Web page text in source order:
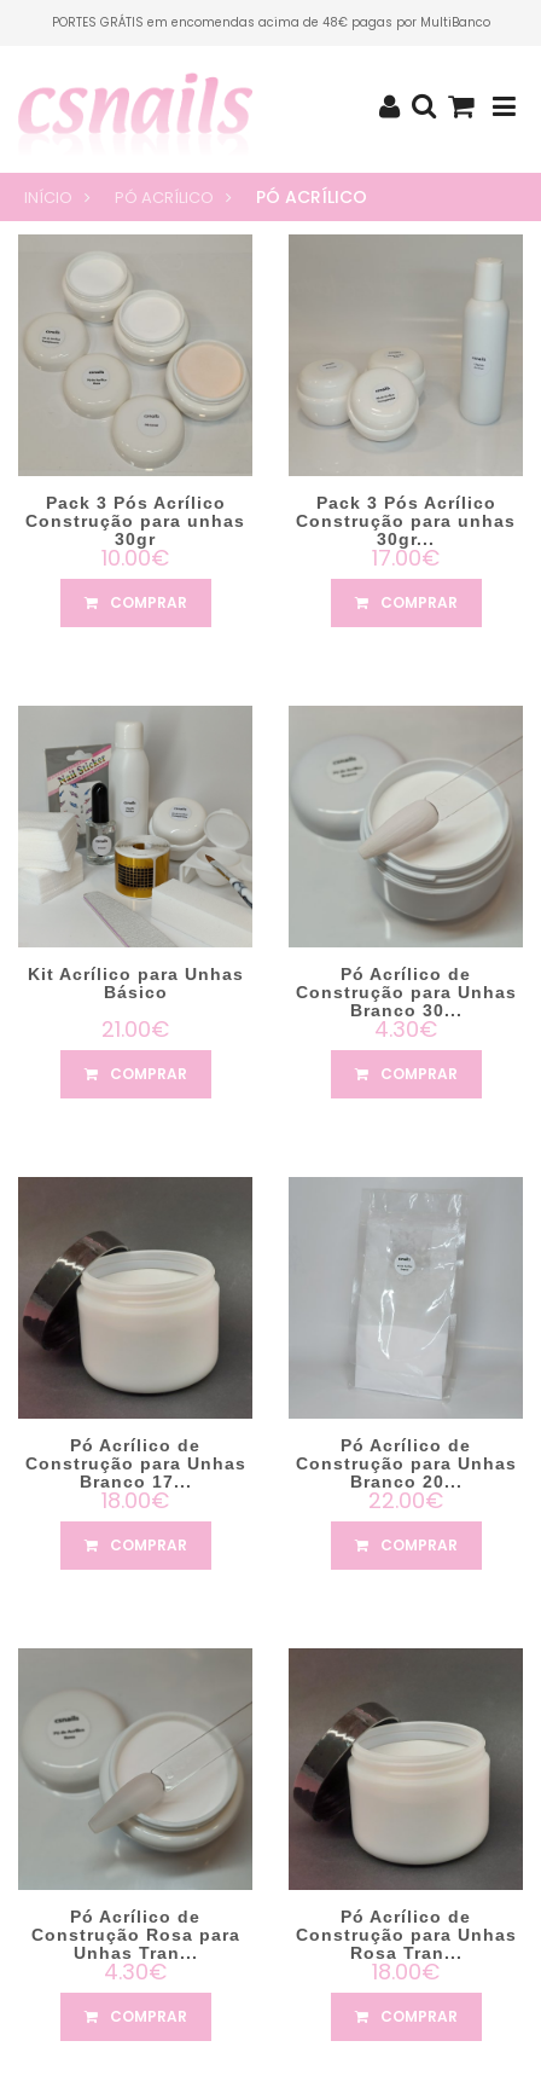
PORTES GRÁTIS em encomendas acima de 48€ pagas por MultiBanco
INÍCIO PÓ ACRÍLICO PÓ ACRÍLICO
Pack 3 Pós Acrílico
Construção para unhas
30gr
10.00€
COMPRAR
Pack 3 Pós Acrílico
Construção para unhas
30gr...
17.00€
COMPRAR
Kit Acrílico para Unhas
Básico
21.00€
COMPRAR
Pó Acrílico de
Construção para Unhas
Branco 30...
4.30€
COMPRAR
Pó Acrílico de
Construção para Unhas
Branco 17...
18.00€
COMPRAR
Pó Acrílico de
Construção para Unhas
Branco 20...
22.00€
COMPRAR
Pó Acrílico de
Construção Rosa para
Unhas Tran...
4.30€
COMPRAR
Pó Acrílico de
Construção para Unhas
Rosa Tran...
18.00€
COMPRAR